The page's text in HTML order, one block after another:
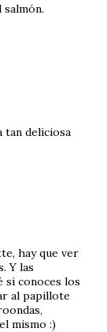
tan deliciosa
hay que ver
Y las
si conoces los
al papillote
mismo :)